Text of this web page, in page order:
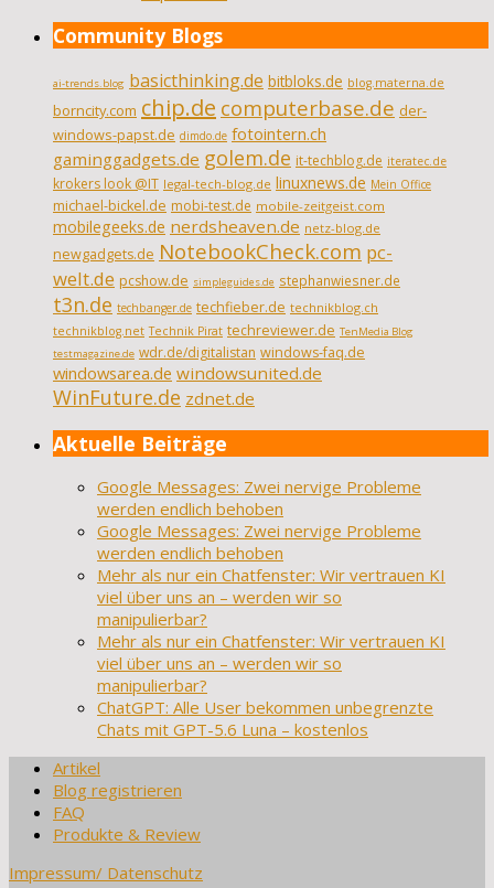
Community Blogs
ai-trends.blog basicthinking.de bitbloks.de blog.materna.de
borncity.com chip.de computerbase.de der-
windows-papst.de dimdo.de fotointern.ch
gaminggadgets.de golem.de it-techblog.de iteratec.de
krokers look @IT legal-tech-blog.de linuxnews.de Mein Office
michael-bickel.de mobi-test.de mobile-zeitgeist.com
mobilegeeks.de nerdsheaven.de netz-blog.de
newgadgets.de NotebookCheck.com pc-
welt.de pcshow.de simpleguides.de stephanwiesner.de
t3n.de techbanger.de techfieber.de technikblog.ch
technikblog.net Technik Pirat techreviewer.de TenMedia Blog
testmagazine.de wdr.de/digitalistan windows-faq.de
windowsarea.de windowsunited.de
WinFuture.de zdnet.de
Aktuelle Beiträge
Google Messages: Zwei nervige Probleme
werden endlich behoben
Google Messages: Zwei nervige Probleme
werden endlich behoben
Mehr als nur ein Chatfenster: Wir vertrauen KI
viel über uns an – werden wir so
manipulierbar?
Mehr als nur ein Chatfenster: Wir vertrauen KI
viel über uns an – werden wir so
manipulierbar?
ChatGPT: Alle User bekommen unbegrenzte
Chats mit GPT-5.6 Luna – kostenlos
Artikel
Blog registrieren
FAQ
Produkte & Review
Impressum/ Datenschutz